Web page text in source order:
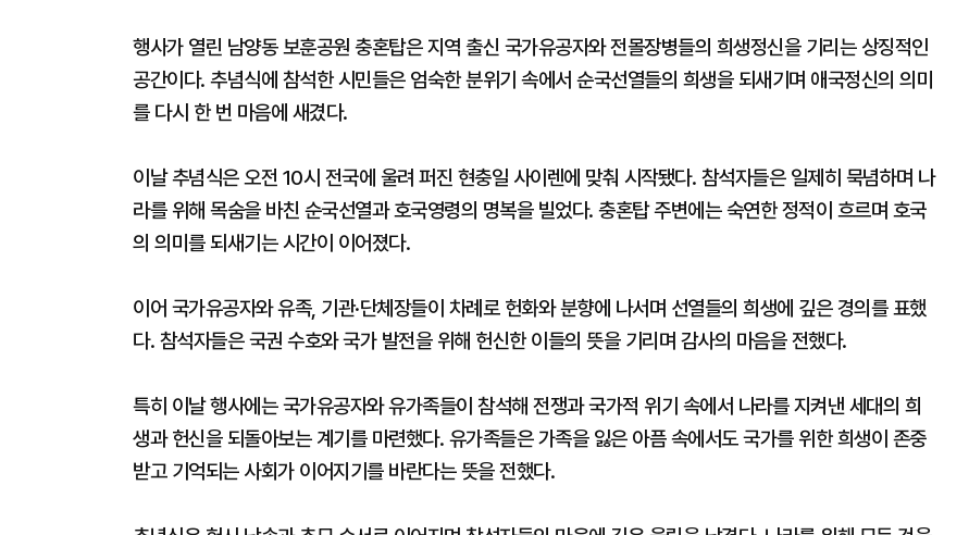
행사가 열린 남양동 보훈공원 충혼탑은 지역 출신 국가유공자와 전몰장병들의 희생정신을 기리는 상징적인
공간이다. 추념식에 참석한 시민들은 엄숙한 분위기 속에서 순국선열들의 희생을 되새기며 애국정신의 의미
를 다시 한 번 마음에 새겼다.
이날 추념식은 오전 10시 전국에 울려 퍼진 현충일 사이렌에 맞춰 시작됐다. 참석자들은 일제히 묵념하며 나
라를 위해 목숨을 바친 순국선열과 호국영령의 명복을 빌었다. 충혼탑 주변에는 숙연한 정적이 흐르며 호국
의 의미를 되새기는 시간이 이어졌다.
이어 국가유공자와 유족, 기관·단체장들이 차례로 헌화와 분향에 나서며 선열들의 희생에 깊은 경의를 표했
다. 참석자들은 국권 수호와 국가 발전을 위해 헌신한 이들의 뜻을 기리며 감사의 마음을 전했다.
특히 이날 행사에는 국가유공자와 유가족들이 참석해 전쟁과 국가적 위기 속에서 나라를 지켜낸 세대의 희
생과 헌신을 되돌아보는 계기를 마련했다. 유가족들은 가족을 잃은 아픔 속에서도 국가를 위한 희생이 존중
받고 기억되는 사회가 이어지기를 바란다는 뜻을 전했다.